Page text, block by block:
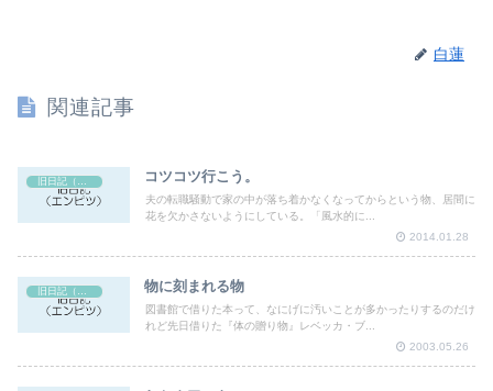
白蓮
関連記事
旧日記（エンピツ） コツコツ行こう。
夫の転職騒動で家の中が落ち着かなくなってからという物、居間に
花を欠かさないようにしている。「風水的に...
2014.01.28
旧日記（エンピツ） 物に刻まれる物
図書館で借りた本って、なにげに汚いことが多かったりするのだけ
れど先日借りた『体の贈り物』レベッカ・ブ...
2003.05.26